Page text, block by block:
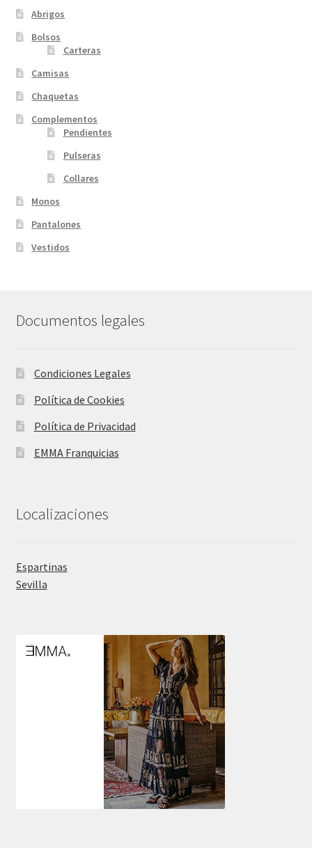
Abrigos
Bolsos
Carteras
Camisas
Chaquetas
Complementos
Pendientes
Pulseras
Collares
Monos
Pantalones
Vestidos
Documentos legales
Condiciones Legales
Política de Cookies
Política de Privacidad
EMMA Franquicias
Localizaciones
Espartinas
Sevilla